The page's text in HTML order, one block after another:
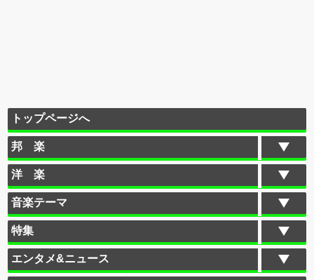
トップページへ
邦 楽
洋 楽
音楽テーマ
特集
エンタメ&ニュース